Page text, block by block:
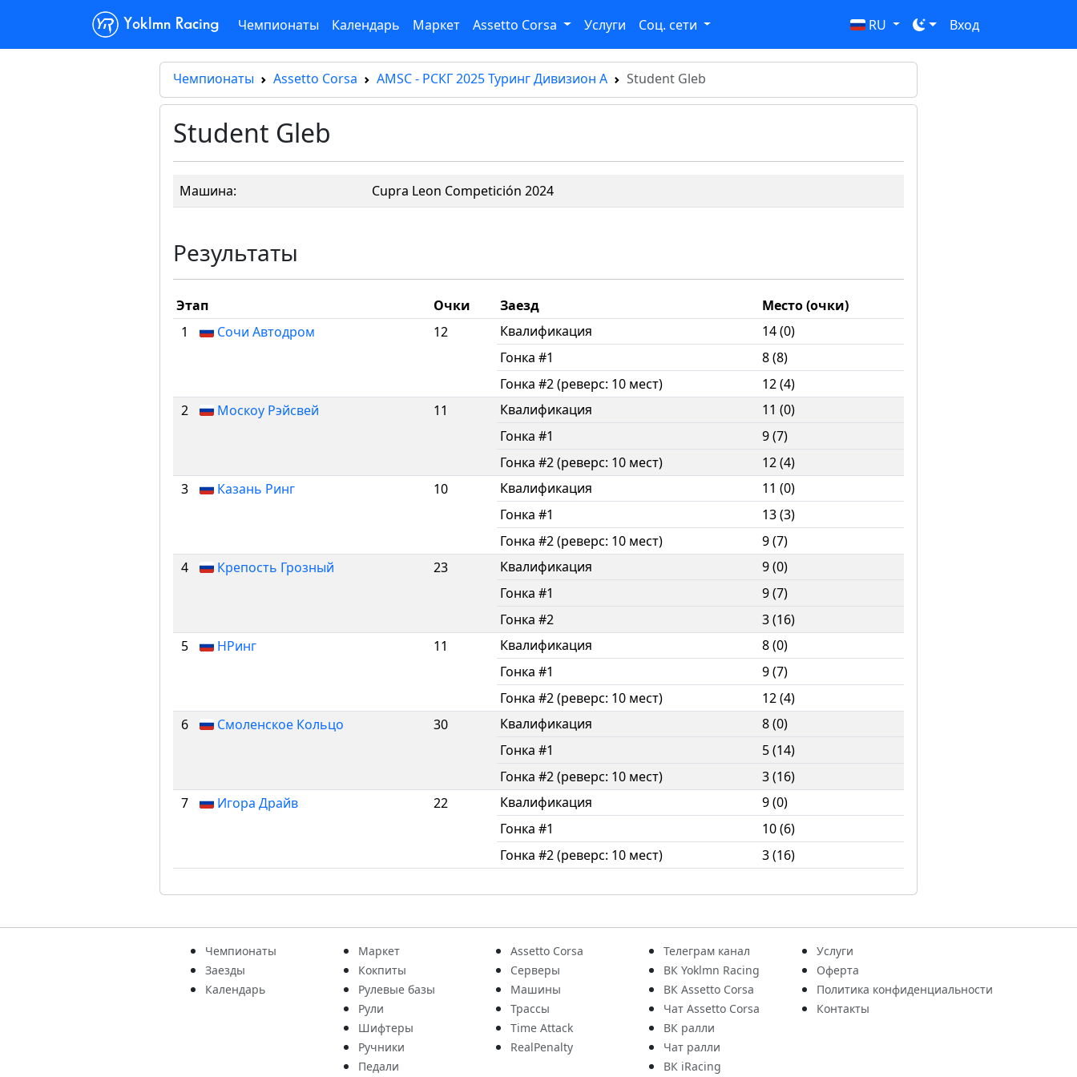
Yoklmn Racing Чемпионаты Календарь Маркет Assetto Corsa Услуги Соц. сети RU Вход
Чемпионаты Assetto Corsa AMSC - РСКГ 2025 Туринг Дивизион А Student Gleb
Student Gleb
Машина: Cupra Leon Competición 2024
Результаты
Этап Очки Заезд
Место (очки)
1
Сочи Автодром 12 Квалификация
14 (0)
Гонка #1
8 (8)
Гонка #2 (реверс: 10 мест)
12 (4)
2
Москоу Рэйсвей 11 Квалификация
11 (0)
Гонка #1
9 (7)
Гонка #2 (реверс: 10 мест)
12 (4)
3
Казань Ринг 10 Квалификация
11 (0)
Гонка #1
13 (3)
Гонка #2 (реверс: 10 мест)
9 (7)
4
Крепость Грозный 23 Квалификация
9 (0)
Гонка #1
9 (7)
Гонка #2
3 (16)
5
НРинг 11 Квалификация
8 (0)
Гонка #1
9 (7)
Гонка #2 (реверс: 10 мест)
12 (4)
6
Смоленское Кольцо 30 Квалификация
8 (0)
Гонка #1
5 (14)
Гонка #2 (реверс: 10 мест)
3 (16)
7
Игора Драйв 22 Квалификация
9 (0)
Гонка #1
10 (6)
Гонка #2 (реверс: 10 мест)
3 (16)
Чемпионаты
Заезды
Календарь
Маркет
Кокпиты
Рулевые базы
Рули
Шифтеры
Ручники
Педали
Assetto Corsa
Серверы
Машины
Трассы
Time Attack
RealPenalty
Телеграм канал
ВК Yoklmn Racing
ВК Assetto Corsa
Чат Assetto Corsa
ВК ралли
Чат ралли
ВК iRacing
Услуги
Оферта
Политика конфиденциальности
Контакты